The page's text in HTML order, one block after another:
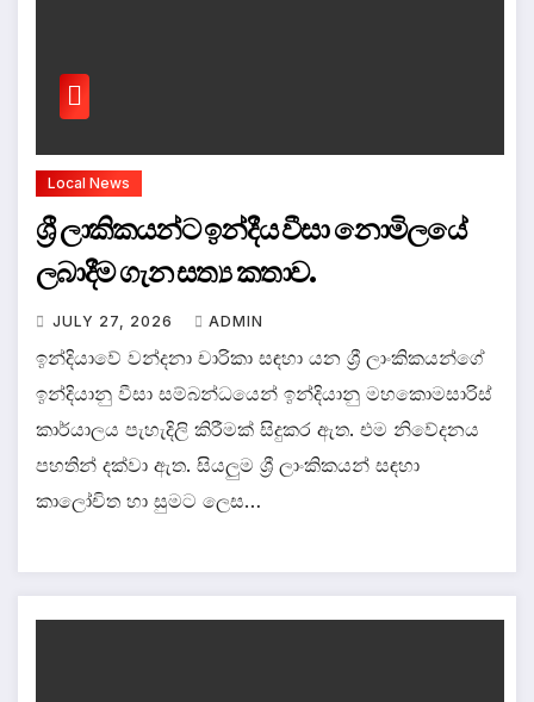
Local News
ශ්‍රී ලාකිකයන්ට ඉන්දීය වීසා නොමිලයේ
ලබාදීම ගැන සත්‍ය කතාව.
JULY 27, 2026 ADMIN
ඉන්දියාවේ වන්දනා චාරිකා සඳහා යන ශ්‍රී ලාංකිකයන්ගේ
ඉන්දියානු වීසා සම්බන්ධයෙන් ඉන්දියානු මහකොමසාරිස්
කාර්යාලය පැහැදිලි කිරීමක් සිදුකර ඇත. එම නිවේදනය
පහතින් දක්වා ඇත. සියලුම ශ්‍රී ලාංකිකයන් සඳහා
කාලෝචිත හා සුමට ලෙස…